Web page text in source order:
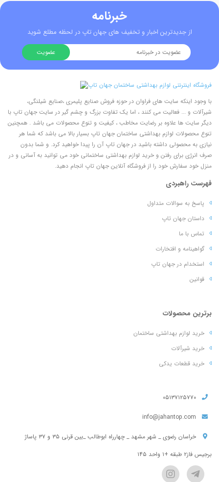
خبرنامه
از جدیدترین اخبار و تخفیف های جهان تاپ در لحظه مطلع شوید
با وجود اینکه سایت های فراوان در حوزه فروش صنایع پلیمری ،صنایع شیلنگی،
شیرآلات و ... فعالیت می کنند ، اما یک تفاوت بزرگ و چشم گیر در سایت جهان تاپ با
دیگر سایت ها علاوه بر رضایت مخاطب ، کیفیت و تنوع محصولات می باشد . همچنین
تنوع محصولات لوازم بهداشتی ساختمان جهان تاپ بسیار بالا می باشد که شما هر
نیازی به محصولی داشته باشید در جهان تاپ آن را پیدا خواهید کرد. و شما بدون
صرف انرژی برای رفتن و خرید لوازم بهداشتی ساختمانی خود می توانید به آسانی و در
منزل خود سفارش خود را از فروشگاه آنلاین جهان تاپ انجام دهید.
فهرست راهبردی
پاسخ به سوالات متداول
داستان جهان تاپ
تماس با ما
گواهینامه و افتخارات
استخدام در جهان تاپ
قوانین
برترین محصولات
خرید لوازم بهداشتی ساختمان
خرید شیرآلات
خرید قطعات یدکی
خراسان رضوی _ شهر مشهد _ چهارراه ابوطالب _بین قرنی ۳۵ و ۳۷ پاساژ
برجیس فاز۲ طبقه +۱ واحد ۱۴۵